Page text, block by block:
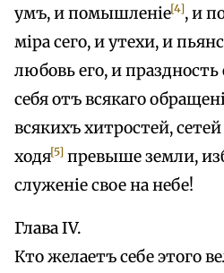
умъ, и помышленіе[4], и
міра сего, и утехи, и
любовь его, и
себя отъ всякаго
всякихъ хитростей,
ходя[5] превыше земли,
служеніе свое на небе!
Глава IV.
Кто желаетъ себе этого